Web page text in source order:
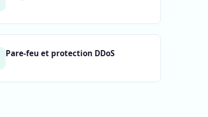
Pare-feu et protection DDoS